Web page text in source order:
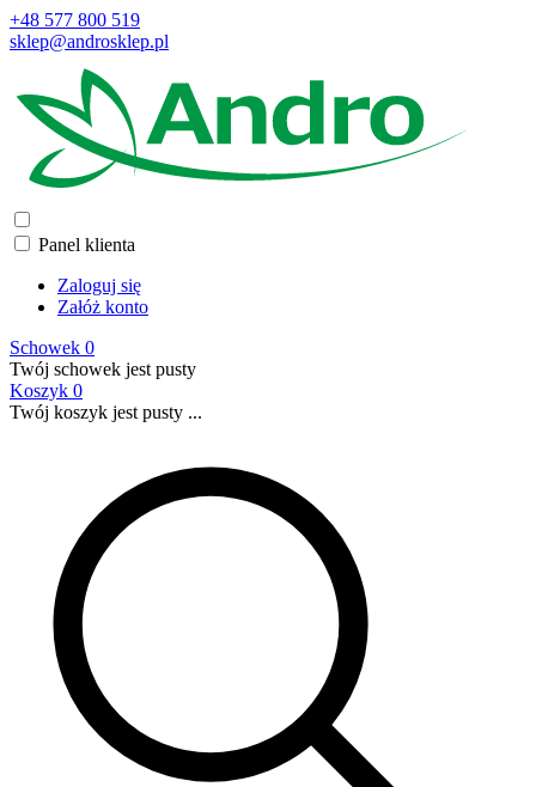
+48 577 800 519
sklep@androsklep.pl
Panel klienta
Zaloguj się
Załóż konto
Schowek 0
Twój schowek jest pusty
Koszyk 0
Twój koszyk jest pusty ...